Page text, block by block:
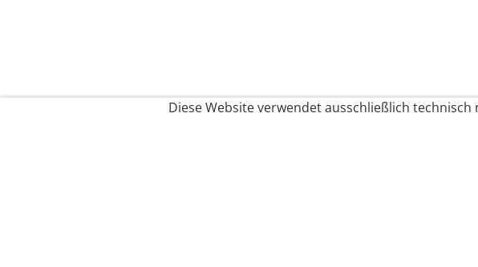
Diese Website verwendet ausschließlich